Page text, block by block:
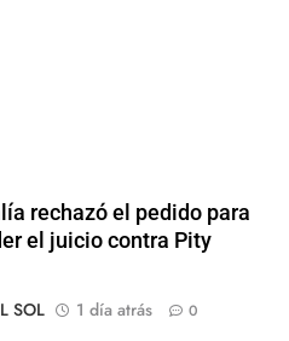
rechazó el pedido para
el juicio contra Pity
SOL
1 día atrás 0